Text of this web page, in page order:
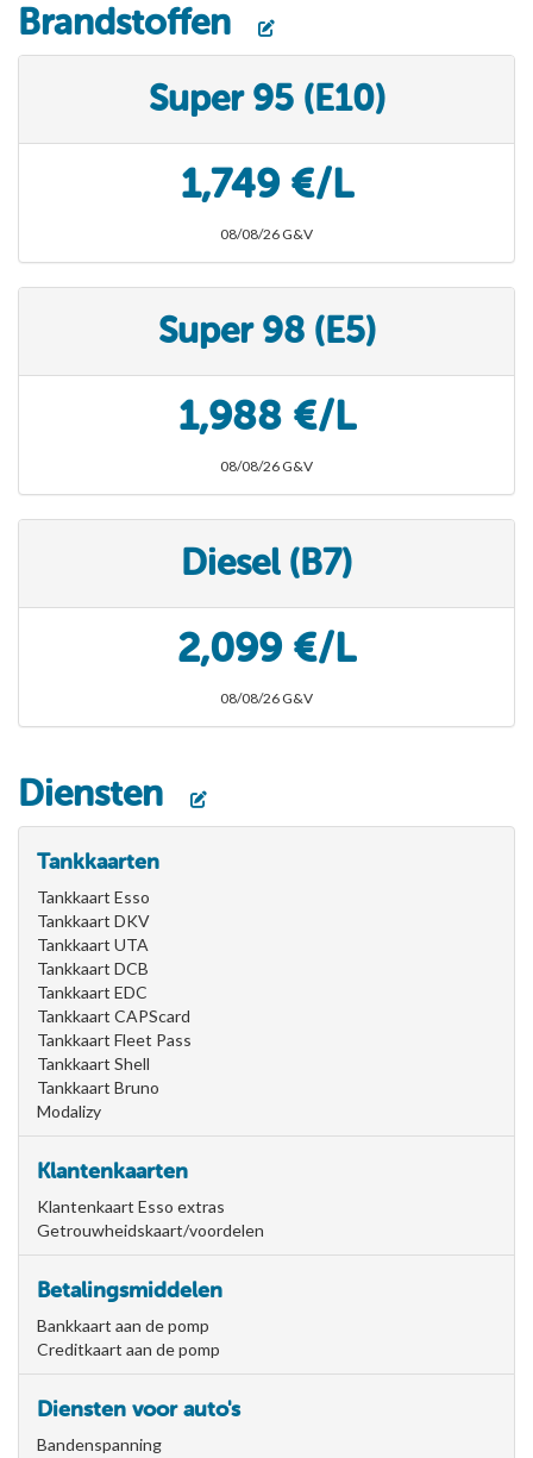
Brandstoffen
Super 95 (E10)
1,749 €/L
08/08/26 G&V
Super 98 (E5)
1,988 €/L
08/08/26 G&V
Diesel (B7)
2,099 €/L
08/08/26 G&V
Diensten
Tankkaarten
Tankkaart Esso
Tankkaart DKV
Tankkaart UTA
Tankkaart DCB
Tankkaart EDC
Tankkaart CAPScard
Tankkaart Fleet Pass
Tankkaart Shell
Tankkaart Bruno
Modalizy
Klantenkaarten
Klantenkaart Esso extras
Getrouwheidskaart/voordelen
Betalingsmiddelen
Bankkaart aan de pomp
Creditkaart aan de pomp
Diensten voor auto's
Bandenspanning